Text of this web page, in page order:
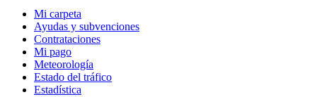
Mi carpeta
Ayudas y subvenciones
Contrataciones
Mi pago
Meteorología
Estado del tráfico
Estadística